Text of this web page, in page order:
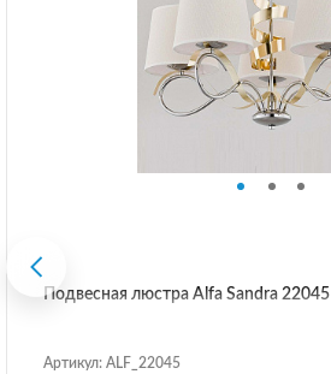
Подвесная люстра Alfa Sandra 22045
Артикул: ALF_22045